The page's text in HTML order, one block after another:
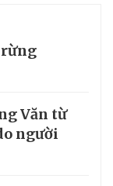
Văn từ
người